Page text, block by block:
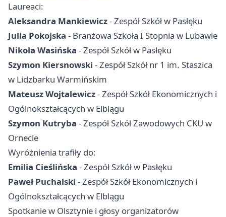
Laureaci:
Aleksandra Mankiewicz- Zespół Szkół w Pasłęku
Julia Pokojska - Branżowa Szkoła I Stopnia w Lubawie
Nikola Wasińska - Zespół Szkół w Pasłęku
Szymon Kiersnowski - Zespół Szkół nr 1 im. Staszica
w Lidzbarku Warmińskim
Mateusz Wojtalewicz- Zespół Szkół Ekonomicznych i
Ogólnokształcących w Elblągu
Szymon Kutryba - Zespół Szkół Zawodowych CKU w
Ornecie
Wyróżnienia trafiły do:
Emilia Cieślińska - Zespół Szkół w Pasłęku
Paweł Puchalski - Zespół Szkół Ekonomicznych i
Ogólnokształcących w Elblągu
Spotkanie w Olsztynie i głosy organizatorów